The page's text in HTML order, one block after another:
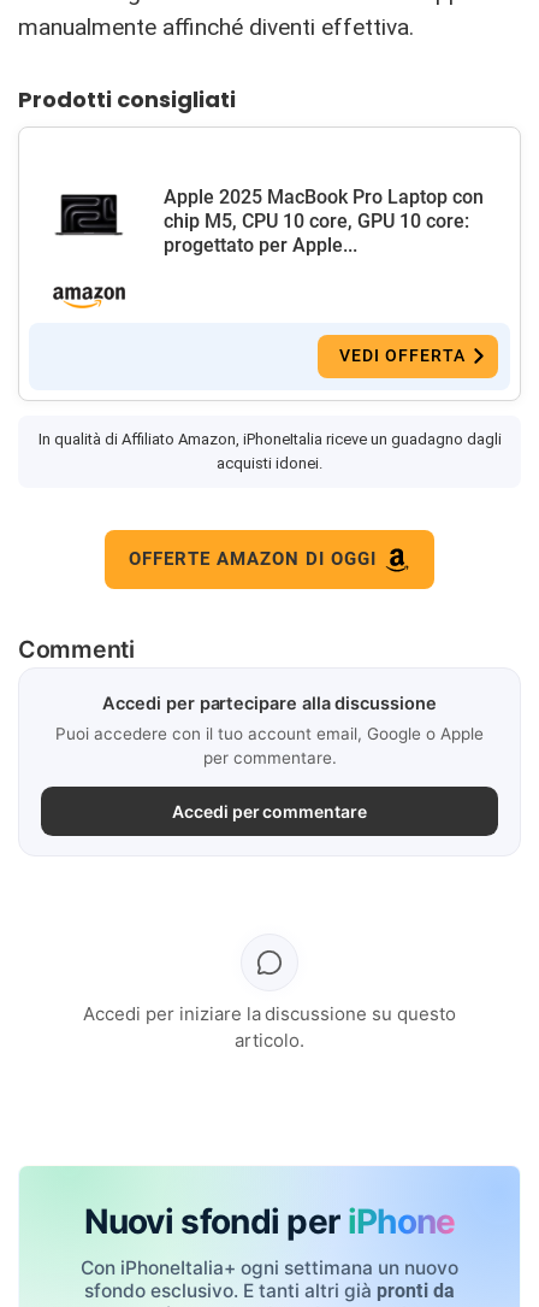
manualmente affinché diventi effettiva.
Prodotti consigliati
Apple 2025 MacBook Pro Laptop con
chip M5, CPU 10 core, GPU 10 core:
progettato per Apple...
VEDI OFFERTA
In qualità di Affiliato Amazon, iPhoneItalia riceve un guadagno dagli
acquisti idonei.
OFFERTE AMAZON DI OGGI
Commenti
Accedi per partecipare alla discussione
Puoi accedere con il tuo account email, Google o Apple
per commentare.
Accedi per commentare
Accedi per iniziare la discussione su questo
articolo.
Nuovi sfondi per iPhone
Con iPhoneItalia+ ogni settimana un nuovo
sfondo esclusivo. E tanti altri già pronti da